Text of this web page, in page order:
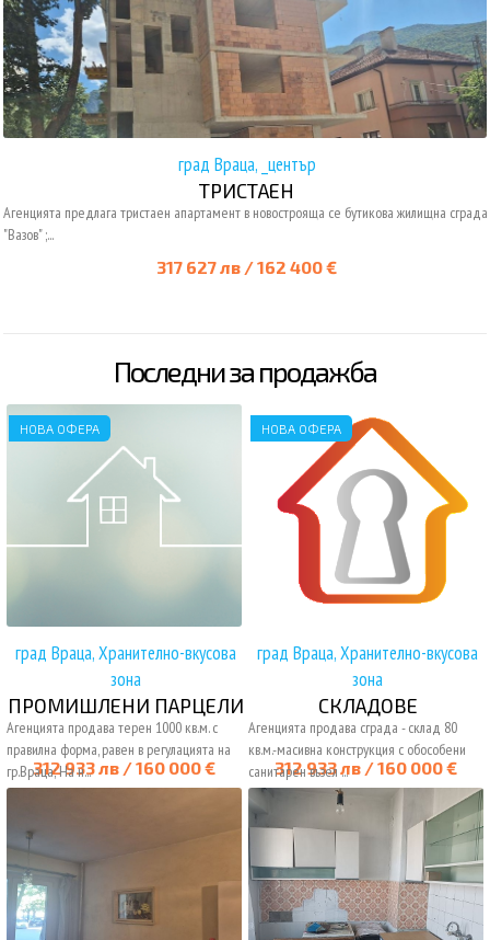
град Враца, _център
ТРИСТАЕН
Агенцията предлага тристаен апартамент в новострояща се бутикова жилищна сграда
"Вазов" ;...
317 627 лв / 162 400 €
Последни за продажба
312 933 лв / 160 000 €
НОВА ОФЕРА
град Враца, Хранително-вкусова
зона
ПРОМИШЛЕНИ ПАРЦЕЛИ
Агенцията продава терен 1000 кв.м. с
правилна форма, равен в регулацията на
гр.Враца; На н...
312 933 лв / 160 000 €
НОВА ОФЕРА
град Враца, Хранително-вкусова
зона
СКЛАДОВЕ
Агенцията продава сграда - склад 80
кв.м.-масивна конструкция с обособени
санитарен възел ...